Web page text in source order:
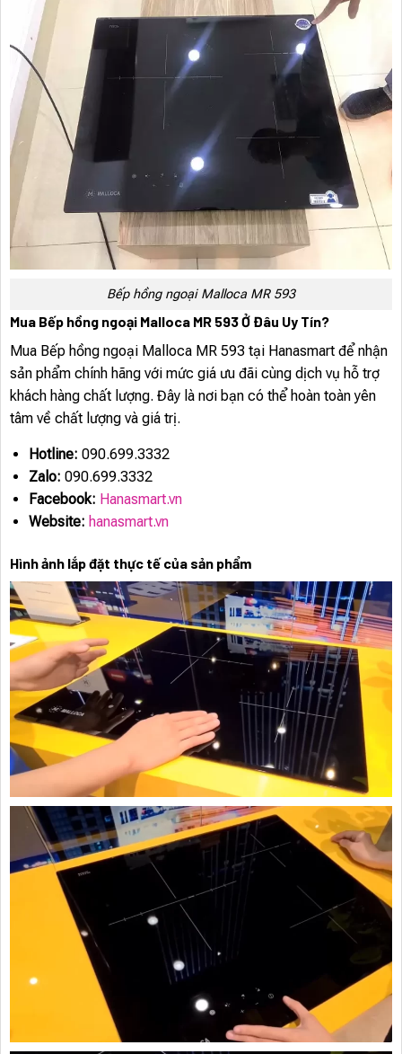
Bếp hồng ngoại Malloca MR 593
Mua Bếp hồng ngoại Malloca MR 593 Ở Đâu Uy Tín?
Mua Bếp hồng ngoại Malloca MR 593 tại Hanasmart để nhận
sản phẩm chính hãng với mức giá ưu đãi cùng dịch vụ hỗ trợ
khách hàng chất lượng. Đây là nơi bạn có thể hoàn toàn yên
tâm về chất lượng và giá trị.
Hotline: 090.699.3332
Zalo: 090.699.3332
Facebook: Hanasmart.vn
Website: hanasmart.vn
Hình ảnh lắp đặt thực tế của sản phẩm